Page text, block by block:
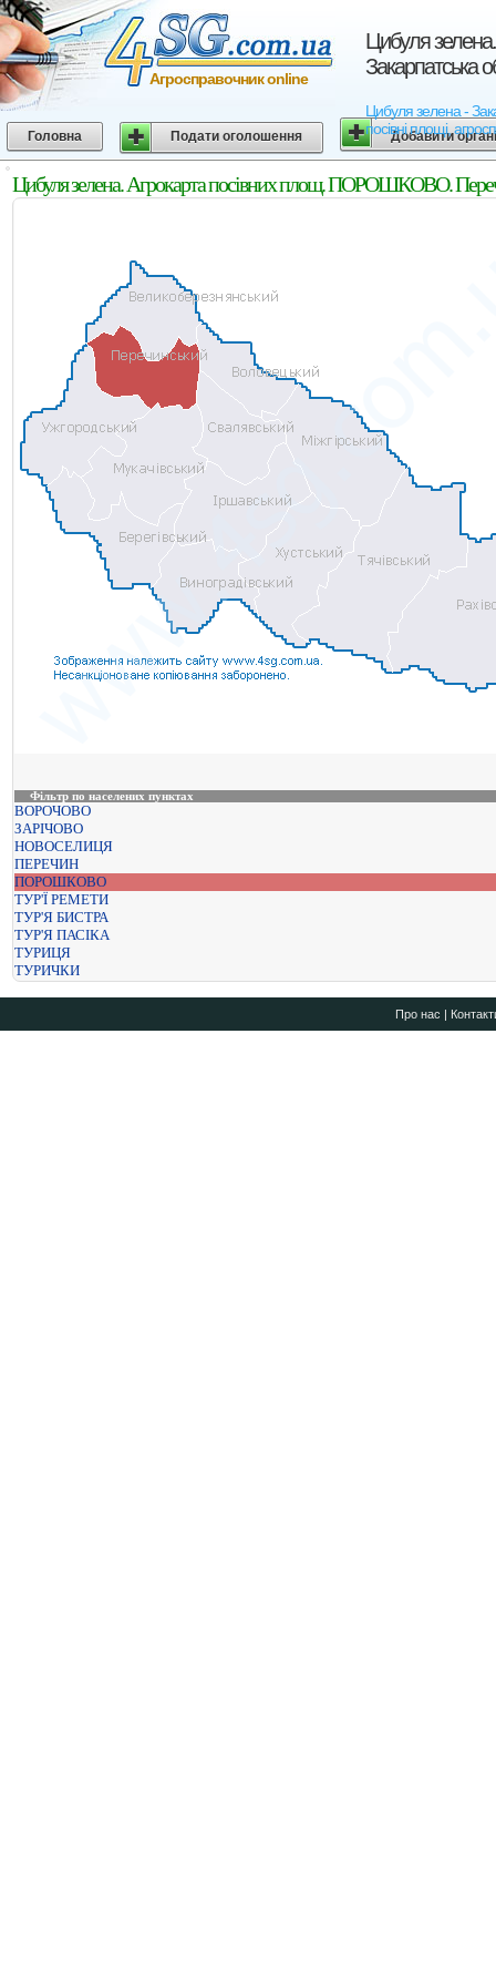
Цибуля
Закарпатська
Цибуля зелена -
посівні площі,
Агросправочник online
Головна Подати оголошення Добавити
Цибуля зелена. Агрокарта посівних площ. ПОРОШКОВО.
Фільтр по населених пунктах
ВОРОЧОВО
ЗАРІЧОВО
НОВОСЕЛИЦЯ
ПЕРЕЧИН
ПОРОШКОВО
ТУР'Ї РЕМЕТИ
ТУР'Я БИСТРА
ТУР'Я ПАСІКА
ТУРИЦЯ
ТУРИЧКИ
Про нас |